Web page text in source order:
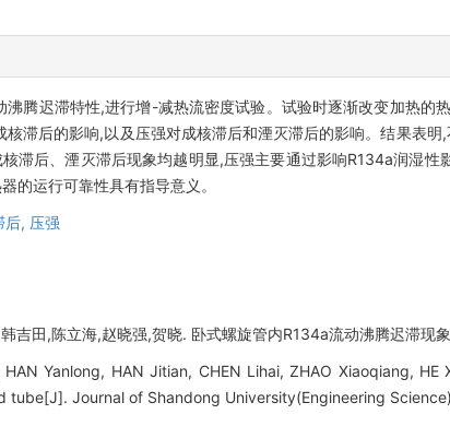
沸腾迟滞特性,进行增-减热流密度试验。试验时逐渐改变加热的
滞后的影响,以及压强对成核滞后和湮灭滞后的影响。结果表
滞后、湮灭滞后现象均越明显,压强主要通过影响R134a润湿
的运行可靠性具有指导意义。
后, 压强
吉田,陈立海,赵晓强,贺晓. 卧式螺旋管内R134a流动沸腾迟滞
HAN Yanlong, HAN Jitian, CHEN Lihai, ZHAO Xiaoqiang,
tube[J]. Journal of Shandong University(Engineering